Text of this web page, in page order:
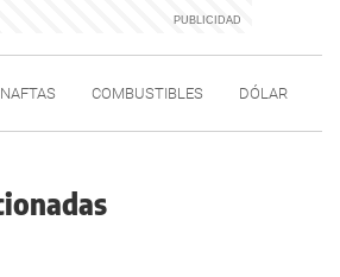
NAFTAS COMBUSTIBLES DÓLAR